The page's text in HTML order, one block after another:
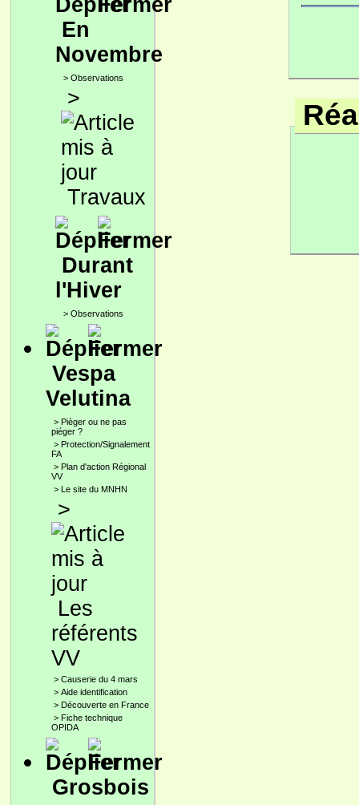
En
Novembre
> Observations
>
Travaux
Durant
l'Hiver
> Observations
Vespa
Velutina
> Pièger ou ne pas
piéger ?
> Protection/Signalement
FA
> Plan d'action Régional
VV
> Le site du MNHN
>
Les
référents
VV
> Causerie du 4 mars
> Aide identification
> Découverte en France
> Fiche technique
OPIDA
Grosbois